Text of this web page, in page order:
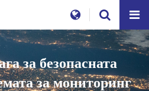
за безопасната
за мониторинг